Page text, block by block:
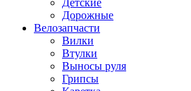
Дорожные
Велозапчасти
Вилки
Втулки
Выносы руля
Грипсы